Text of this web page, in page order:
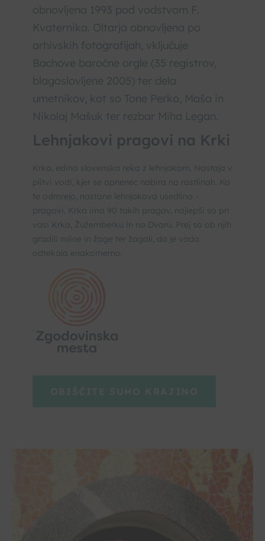
obnovljena 1993 pod vodstvom F.
Kvaternika. Oltarja obnovljena po
arhivskih fotografijah, vključuje
Bachove baročne orgle (35 registrov,
blagoslovljene 2005) ter dela
umetnikov, kot so Tone Perko, Maša in
Nikolaj Mašuk ter rezbar Miha Legan.
Lehnjakovi pragovi na Krki
Krka, edina slovenska reka z lehnjakom. Nastaja v
plitvi vodi, kjer se apnenec nabira na rastlinah. Ko
te odmrejo, nastane lehnjakova usedlina –
pragovi. Krka ima 90 takih pragov, najlepši so pri
vasi Krka, Žužemberku in na Dvoru. Prej so ob njih
gradili mline in žage ter žagali, da je voda
odtekala enakomerno.